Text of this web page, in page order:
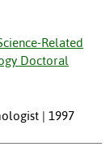
Related
Doctoral
| 1997